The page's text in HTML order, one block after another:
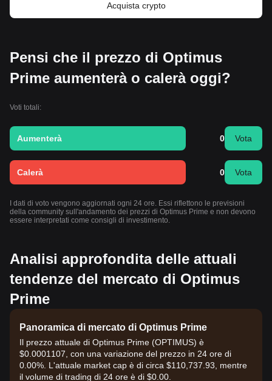
Acquista crypto
Pensi che il prezzo di Optimus
Prime aumenterà o calerà oggi?
Voti totali:
Aumenterà 0 Vota
Calerà 0 Vota
I dati di voto vengono aggiornati ogni 24 ore. Essi riflettono le previsioni
della community sull'andamento dei prezzi di Optimus Prime e non devono
essere interpretati come consigli di investimento.
Analisi approfondita delle attuali
tendenze del mercato di Optimus
Prime
Panoramica di mercato di Optimus Prime
Il prezzo attuale di Optimus Prime (OPTIMUS) è
$0.0001107, con una variazione del prezzo in 24 ore di
0.00%. L'attuale market cap è di circa $110,737.93, mentre
il volume di trading di 24 ore è di $0.00.